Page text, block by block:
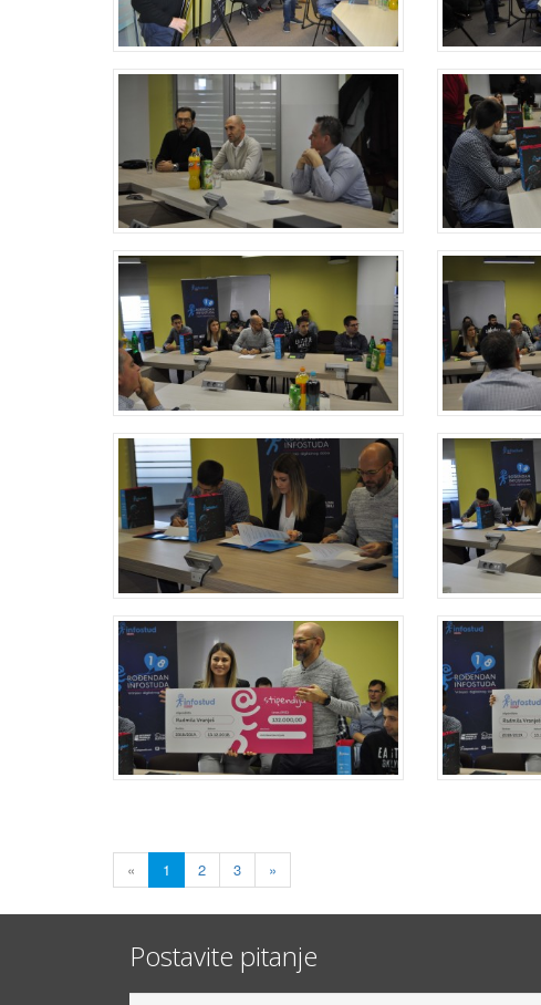
« 1 2 3 »
Postavite pitanje